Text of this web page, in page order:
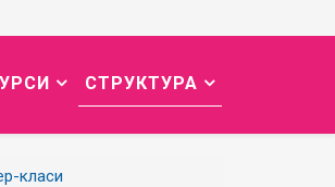
СТРУКТУРА
класи